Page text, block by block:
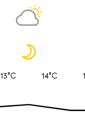
13°C 14°C